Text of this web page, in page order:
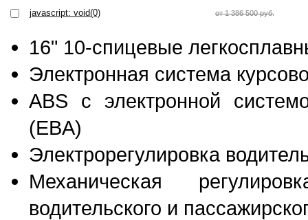
javascript: void(0) от 1 386 500 руб.
16" 10-спицевые
Электронная система
ABS c электронной
(EBA)
Электрорегулировка
Механическая
водительского и